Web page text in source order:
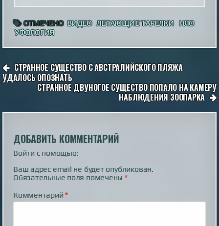
ОТМЕЧЕНО ВИДЕО ЛЕТАЮЩИЕ ТАРЕЛКИ НЛО
УФОЛОГИЯ
НАВИГАЦИЯ
ПО
ЗАПИСЯМ
СТРАННОЕ СУЩЕСТВО С АВСТРАЛИЙСКОГО ПЛЯЖА
УДАЛОСЬ ОПОЗНАТЬ
СТРАННОЕ ДВУНОГОЕ СУЩЕСТВО ПОПАЛО НА КАМЕРУ
НАБЛЮДЕНИЯ ЗООПАРКА
ДОБАВИТЬ КОММЕНТАРИЙ
Войти с помощью:
Ваш адрес email не будет опубликован.
Обязательные поля помечены*
Комментарий*